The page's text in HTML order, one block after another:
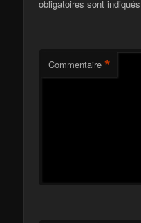
obligatoires sont
Commentaire *